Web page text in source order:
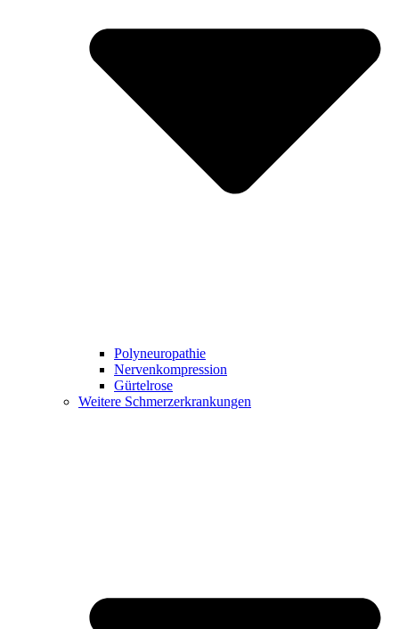
Polyneuropathie
Nervenkompression
Gürtelrose
Weitere Schmerzerkrankungen